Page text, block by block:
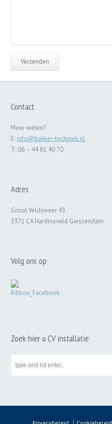
Contact
Meer weten?
E: info@bakker-techniek.nl
T: 06 – 44 81 40 70
Adres
Groot Veldsweer 43
3371 CA Hardinxveld Giessendam
Volg ons op
Zoek hier u CV installatie